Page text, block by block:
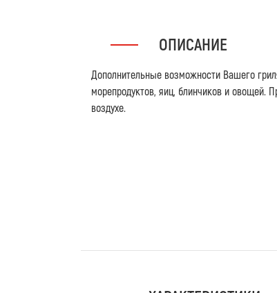
ОПИСАНИЕ
Дополнительные возможности Вашего
морепродуктов, яиц, блинчиков и овощей.
воздухе.